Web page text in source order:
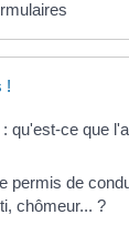
!
qu'est-ce que
permis de
chômeur... ?